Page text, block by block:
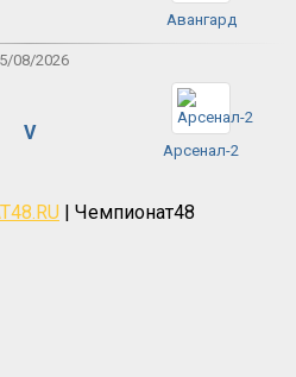
Авангард
08/2026
V
Арсенал-2
| Чемпионат48